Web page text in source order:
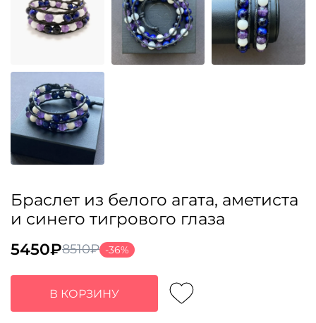
Браслет из белого агата, аметиста
и синего тигрового глаза
8510₽
Первоначальная
цена
составляла
8510₽.
5450₽
Текущая
цена:
5450₽.
-36%
В КОРЗИНУ